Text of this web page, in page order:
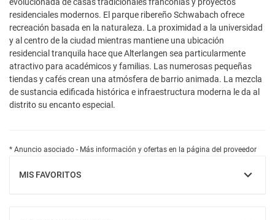
evolucionada de casas tradicionales franconias y proyectos
residenciales modernos. El parque ribereño Schwabach ofrece
recreación basada en la naturaleza. La proximidad a la universidad
y al centro de la ciudad mientras mantiene una ubicación
residencial tranquila hace que Alterlangen sea particularmente
atractivo para académicos y familias. Las numerosas pequeñas
tiendas y cafés crean una atmósfera de barrio animada. La mezcla
de sustancia edificada histórica e infraestructura moderna le da al
distrito su encanto especial.
* Anuncio asociado - Más información y ofertas en la página del proveedor
MIS FAVORITOS
MOSTRAR